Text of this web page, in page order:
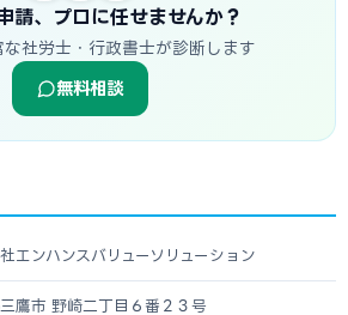
請、プロに任せませんか？
社労士・行政書士が診断します
無料相談
エンハンスバリューソリューション
鷹市 野崎二丁目６番２３号